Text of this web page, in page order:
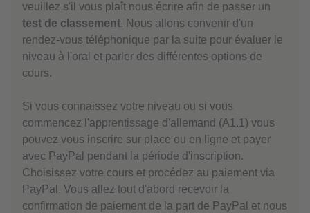
veuillez s'il vous plaît nous écrire afin de passer un
test de classement. Nous allons convenir d'un
rendez-vous téléphonique par la suite pour évaluer le
niveau à l'oral et parler des différentes options de
cours.
Si vous connaissez votre niveau ou si vous
commencez l'apprentissage d'allemand (A1.1) vous
pouvez vous inscrire sur place ou en ligne et payer
avec PayPal pendant la période d'inscription.
Choisissez votre cours et procédez au paiement via
PayPal. Vous allez tout d'abord recevoir la
confirmation de paiement de la part de PayPal et nous